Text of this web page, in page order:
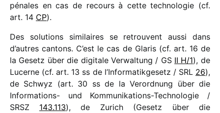
pénales en cas de recours à cette tech­no­lo­gie (cf.
art. 14 CP).
Des solu­tions simi­laires se retrouvent aussi dans
d’autres cantons. C’est le cas de Glaris (cf. art. 16 de
la Gesetz über die digi­tale Verwaltung /​ GS II H/​1), de
Lucerne (cf. art. 13 ss de l’Informatikgesetz /​ SRL 26),
de Schwyz (art. 30 ss de la Verordnung über die
Informations- und Kommunikations-Technologie /​
SRSZ 143.113), de Zurich (Gesetz über die